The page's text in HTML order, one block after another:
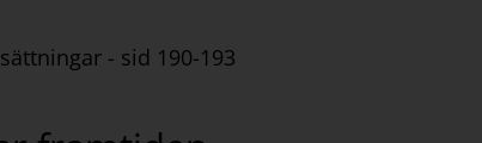
- sid 190-193